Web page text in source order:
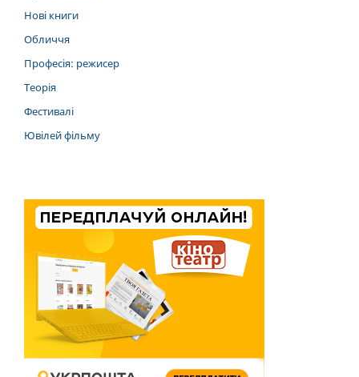
Нові книги
Обличчя
Професія: режисер
Теорія
Фестивалі
Ювілей фільму